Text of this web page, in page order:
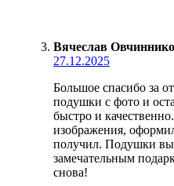
Вячеслав
27.12.2025
Большое спасибо за
подушки с фото и
быстро и
изображения,
получил. Подушки
замечательным
снова!